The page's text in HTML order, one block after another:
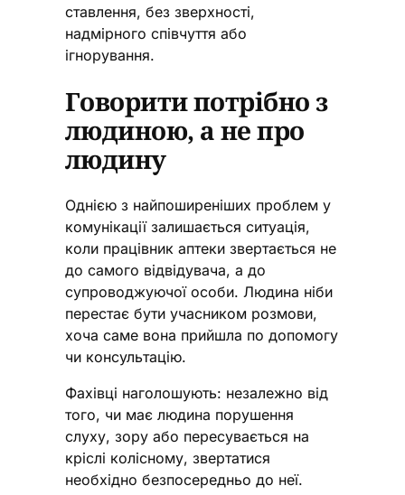
ставлення, без зверхності,
надмірного співчуття або
ігнорування.
Говорити потрібно з
людиною, а не про
людину
Однією з найпоширеніших проблем у
комунікації залишається ситуація,
коли працівник аптеки звертається не
до самого відвідувача, а до
супроводжуючої особи. Людина ніби
перестає бути учасником розмови,
хоча саме вона прийшла по допомогу
чи консультацію.
Фахівці наголошують: незалежно від
того, чи має людина порушення
слуху, зору або пересувається на
кріслі колісному, звертатися
необхідно безпосередньо до неї.